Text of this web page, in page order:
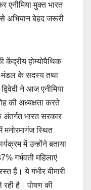
एनीमिया मुक्त भारत
अभियान बेहद जरूरी
केंद्रीय होम्योपैथिक
मंडल के सदस्य तथा
ने आज एनीमिया
की अध्यक्षता करते
भारत सरकार
मनोरमागंज स्थित
में उन्होंने बताया
गर्भवती महिलाएं
हैं। ये गंभीर बीमारी
है। पोषण की